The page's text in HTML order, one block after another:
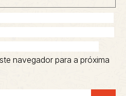
navegador para a próxima